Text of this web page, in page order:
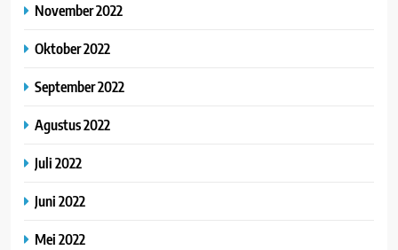
November 2022
Oktober 2022
September 2022
Agustus 2022
Juli 2022
Juni 2022
Mei 2022